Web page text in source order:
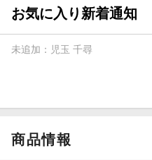
ト山分け
エントリー＆3,000円以上
楽天モバイル紹介キャン
進呈
お気に入り新着通知
未追加： 児玉 千尋
商品情報